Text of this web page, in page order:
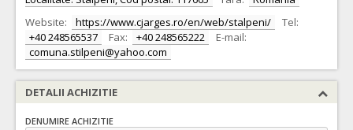
Website:
https://www.cjarges.ro/en/web/stalpeni/
Tel:
+40 248565537
Fax: +40 248565222
E-mail:
comuna.stilpeni@yahoo.com
DETALII ACHIZITIE
DENUMIRE ACHIZITIE